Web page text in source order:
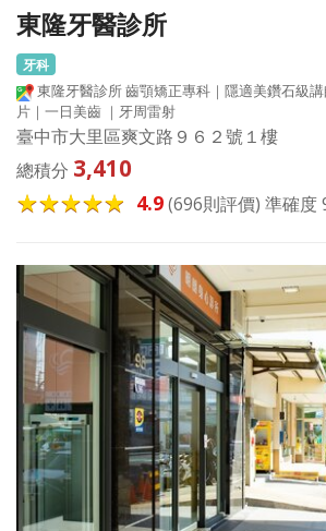
東隆牙醫診所
牙科
東隆牙醫診所 齒顎矯正專科｜隱適美鑽石級
片｜一日美齒 ｜牙周雷射
臺中市大里區爽文路９６２號１樓
總積分 3,410
4.9(696則評價) 準確度